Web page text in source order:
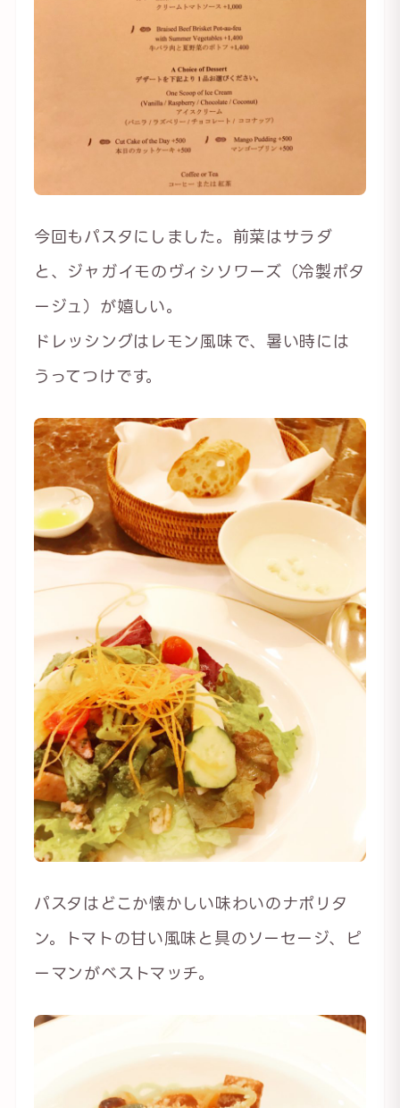
今回もパスタにしました。前菜はサラダ
と、ジャガイモのヴィシソワーズ（冷製ポタ
ージュ）が嬉しい。
ドレッシングはレモン風味で、暑い時には
うってつけです。
パスタはどこか懐かしい味わいのナポリタ
ン。トマトの甘い風味と具のソーセージ、ピ
ーマンがベストマッチ。